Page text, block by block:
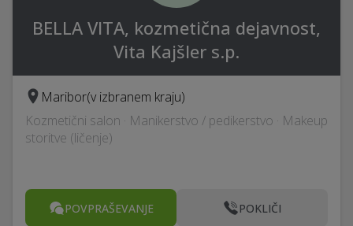
BELLA VITA, kozmetična dejavnost,
Vita Kajšler s.p.
Maribor(v izbranem kraju)
Kozmetični salon · Manikerstvo / pedikerstvo · Makeup
storitve (ličenje)
POVPRAŠEVANJE POKLIČI